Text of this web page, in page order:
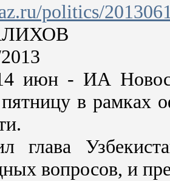
politics/
- ИА Новости-
в рамках
глава
вопросов, и